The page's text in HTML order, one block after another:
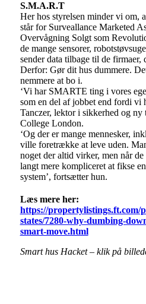
S.M.A.R.T
Her hos styrelsen minder vi om,
står for Surveallance Marketed
Overvågning Solgt som
de mange sensorer,
sender data tilbage til de firmaer,
Derfor: Gør dit hus dummere.
nemmere at bo i.
‘Vi har SMARTE ting i vores
som en del af jobbet end fordi vi
Tanczer, lektor i sikkerhed og
College London.
‘Og der er mange mennesker,
ville foretrække at leve uden.
noget der altid virker, men når
langt mere kompliceret at fikse
system’, fortsætter hun.
Læs mere her:
https://propertylistings.ft.com/
states/7280-why-dumbing-
smart-move.html
Smart hus Hacket – klik på